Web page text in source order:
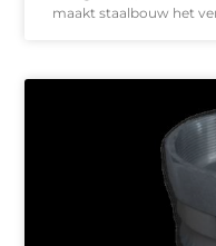
maakt staalbouw het